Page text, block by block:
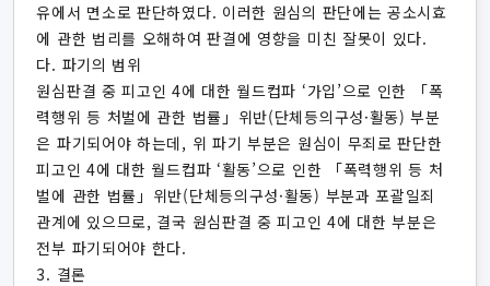
유에서 면소로 판단하였다. 이러한 원심의 판단에는 공소시효
에 관한 법리를 오해하여 판결에 영향을 미친 잘못이 있다.
다. 파기의 범위
원심판결 중 피고인 4에 대한 월드컵파 ‘가입’으로 인한 「폭
력행위 등 처벌에 관한 법률」위반(단체등의구성·활동) 부분
은 파기되어야 하는데, 위 파기 부분은 원심이 무죄로 판단한
피고인 4에 대한 월드컵파 ‘활동’으로 인한 「폭력행위 등 처
벌에 관한 법률」위반(단체등의구성·활동) 부분과 포괄일죄
관계에 있으므로, 결국 원심판결 중 피고인 4에 대한 부분은
전부 파기되어야 한다.
3. 결론